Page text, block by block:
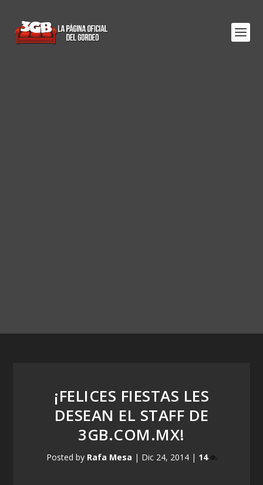
¡FELICES FIESTAS LES
DESEAN EL STAFF DE
3GB.COM.MX!
Posted by Rafa Mesa | Dic 24, 2014| 14